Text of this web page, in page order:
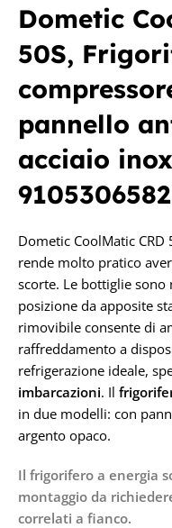
Dometic
50S,
pannello
acciaio
9105306582
Dometic CoolMatic
rende molto pratico
scorte. Le bottiglie
posizione da apposite
rimovibile consente di
raffreddamento a
refrigerazione ideale,
imbarcazioni. Il
in due modelli: con
argento opaco.
Il frigorifero a energia
montaggio da
correlati a fianco.
Dometic
TECNOLOGIA
COMPRESSORE